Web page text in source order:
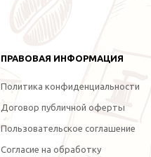
ПРАВОВАЯ ИНФОРМАЦИЯ
Политика конфиденциальности
Договор публичной оферты
Пользовательское соглашение
Согласие на обработку